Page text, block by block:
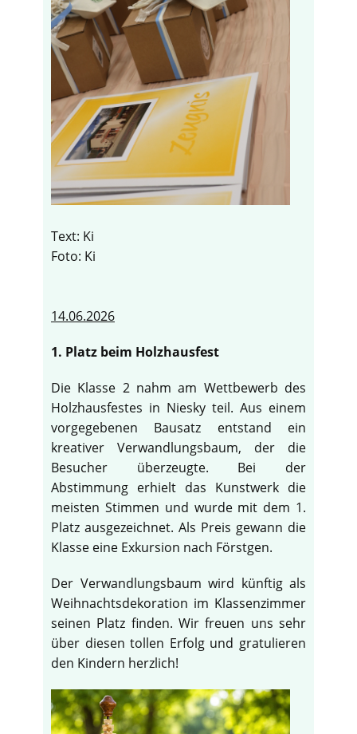
Text: Ki
Foto: Ki
14.06.2026
1. Platz beim Holzhausfest
Die Klasse 2 nahm am Wettbewerb des
Holzhausfestes in Niesky teil. Aus einem
vorgegebenen Bausatz entstand ein
kreativer Verwandlungsbaum, der die
Besucher überzeugte. Bei der
Abstimmung erhielt das Kunstwerk die
meisten Stimmen und wurde mit dem 1.
Platz ausgezeichnet. Als Preis gewann die
Klasse eine Exkursion nach Förstgen.
Der Verwandlungsbaum wird künftig als
Weihnachtsdekoration im Klassenzimmer
seinen Platz finden. Wir freuen uns sehr
über diesen tollen Erfolg und gratulieren
den Kindern herzlich!